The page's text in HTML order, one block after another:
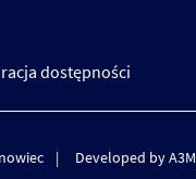
dostępności
Developed by A3M